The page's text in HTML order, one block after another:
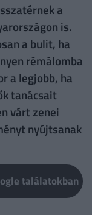
a
is.
a bulit, ha
rémálomba
a legjobb, ha
tanácsait
várt zenei
nyújtsanak
találatokban